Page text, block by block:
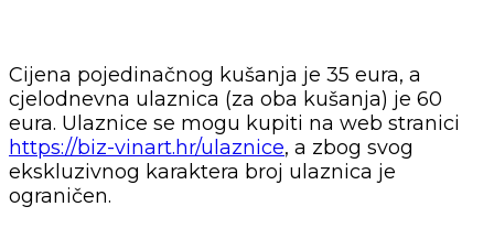
Cijena pojedinačnog kušanja je 35 eura, a
cjelodnevna ulaznica (za oba kušanja) je 60
eura. Ulaznice se mogu kupiti na web stranici
https://biz-vinart.hr/ulaznice, a zbog svog
ekskluzivnog karaktera broj ulaznica je
ograničen.